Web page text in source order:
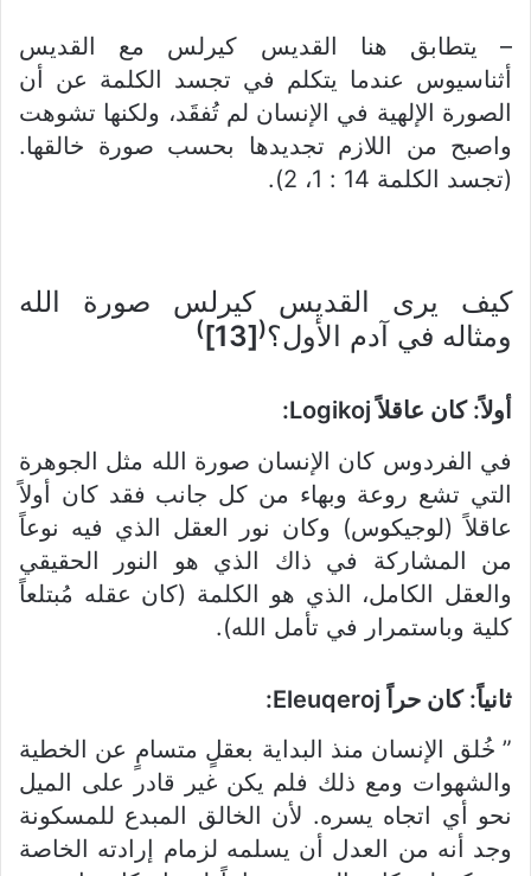
– يتطابق هنا القديس كيرلس مع القديس
أثناسيوس عندما يتكلم في تجسد الكلمة عن أن
الصورة الإلهية في الإنسان لم تُفقَد، ولكنها تشوهت
واصبح من اللازم تجديدها بحسب صورة خالقها.
(تجسد الكلمة 14 : 1، 2).
كيف يرى القديس كيرلس صورة الله
ومثاله في آدم الأول؟(
[13]
)
أولاً: كان عاقلاً Logikoj:
في الفردوس كان الإنسان صورة الله مثل الجوهرة
التي تشع روعة وبهاء من كل جانب فقد كان أولاً
عاقلاً (لوجيكوس) وكان نور العقل الذي فيه نوعاً
من المشاركة في ذاك الذي هو النور الحقيقي
والعقل الكامل، الذي هو الكلمة (كان عقله مُبتلعاً
كلية وباستمرار في تأمل الله).
ثانياً: كان حراً Eleuqeroj:
” خُلق الإنسان منذ البداية بعقلٍ متسامٍ عن الخطية
والشهوات ومع ذلك فلم يكن غير قادر على الميل
نحو أي اتجاه يسره. لأن الخالق المبدع للمسكونة
وجد أنه من العدل أن يسلمه لزمام إرادته الخاصة